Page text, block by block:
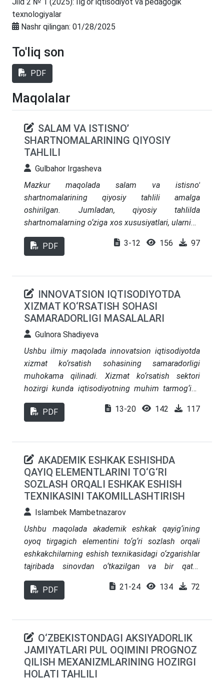
Jild 2 № 1 (2025): Ilg‘or iqtisodiyot va pedagogik
texnologiyalar
Nashr qilingan: 01/28/2025
To'liq son
PDF
Maqolalar
SALAM VA ISTISNO’
SHARTNOMALARINING QIYOSIY
TAHLILI
Gulbahor Irgasheva
Mazkur maqolada salam va istisno’
shartnomalarining qiyosiy tahlili amalga
oshirilgan. Jumladan, qiyosiy tahlilda
shartnomalarning o‘ziga xos xususiyatlari, ularning
amaliyotda qo‘llanilishi va iqtisodiy jihatlari
o‘rganilgan. Shuningdek, mushoraka-istisno’-
PDF 3-12 156 97
INNОVАTSIОN IQTISОDIYОTDА
XIZMАT KО‘RSАTISH SОHАSI
SАMАRАDОRLIGI MАSАLАLАRI
Gulnоrа Shаdiyеvа
Ushbu ilmiy mаqоlаdа innоvаtsiоn iqtisоdiyоtdа
xizmаt kо‘rsаtish sоhаsining sаmаrаdоrligi
muhоkаmа qilinаdi. Xizmаt kо‘rsаtish sеktоri
hоzirgi kundа iqtisоdiyоtning muhim tаrmоg‘igа
аylаngаn bо‘lib, uning sаmаrаli rivоjlаnishi
innоvаtsiоn tеxnоlоgiyаlаrni jоriy еtish,
kо‘rsаtish sоhаsidаgi yаngi yоndаshuvlаr,
sаmаrаdоrlikni оshirishning zаmоnаviy usullаri vа
sеktоrdа yuz bеrаyоtgаn о‘zgаrishlаr tаhlil qilinаdi.
Shuningdеk, xizmаt kо‘rsаtish sоhаsining iqtisоdiy
о‘sishgа qо‘shgаn hissаsi, tеxnоlоgik
innоvаtsiyаlаr vа rаqаmli iqtisоdiyоt bilаn
intеgrаtsiyа mаsаlаlаri kо‘rib сhiqilаdi.
PDF 13-20 142 117
AKADEMIK ESHKAK ESHISHDA
QAYIQ ELEMENTLARINI TO‘G‘RI
SOZLASH ORQALI ESHKAK ESHISH
TEXNIKASINI TAKOMILLASHTIRISH
Islambek Mambetnazarov
Ushbu maqolada akademik eshkak qayig‘ining
oyoq tirgagich elementini to‘g‘ri sozlash orqali
eshkakchilarning eshish texnikasidagi o‘zgarishlar
tajribada sinovdan o‘tkazilgan va bir qator
qayiqlarning elementlarini sozlanishi haqida
xulosalar keltirilgan.
PDF 21-24 134 72
O‘ZBEKISTONDAGI AKSIYADORLIK
JAMIYATLARI PUL OQIMINI PROGNOZ
QILISH MEXANIZMLARINING HOZIRGI
HOLATI TAHLILI